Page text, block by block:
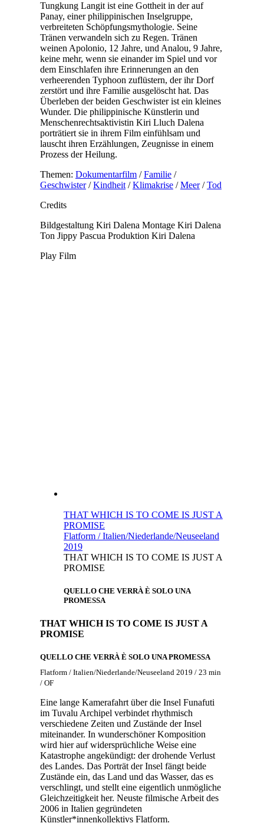
Tungkung Langit ist eine Gottheit in der auf
Panay, einer philippinischen Inselgruppe,
verbreiteten Schöpfungsmythologie. Seine
Tränen verwandeln sich zu Regen. Tränen
weinen Apolonio, 12 Jahre, und Analou, 9 Jahre,
keine mehr, wenn sie einander im Spiel und vor
dem Einschlafen ihre Erinnerungen an den
verheerenden Typhoon zuflüstern, der ihr Dorf
zerstört und ihre Familie ausgelöscht hat. Das
Überleben der beiden Geschwister ist ein kleines
Wunder. Die philippinische Künstlerin und
Menschenrechtsaktivistin Kiri Lluch Dalena
porträtiert sie in ihrem Film einfühlsam und
lauscht ihren Erzählungen, Zeugnisse in einem
Prozess der Heilung.
Themen: Dokumentarfilm/Familie/
Geschwister/Kindheit/Klimakrise/Meer/Tod
Credits
Bildgestaltung Kiri Dalena Montage Kiri Dalena
Ton Jippy Pascua Produktion Kiri Dalena
Play Film
THAT WHICH IS TO COME IS JUST A
PROMISE
Flatform / Italien/Niederlande/Neuseeland
2019
THAT WHICH IS TO COME IS JUST A
PROMISE
QUELLO CHE VERRÀ È SOLO UNA
PROMESSA
THAT WHICH IS TO COME IS JUST A
PROMISE
QUELLO CHE VERRÀ È SOLO UNA PROMESSA
Flatform / Italien/Niederlande/Neuseeland 2019 / 23 min
/ OF
Eine lange Kamerafahrt über die Insel Funafuti
im Tuvalu Archipel verbindet rhythmisch
verschiedene Zeiten und Zustände der Insel
miteinander. In wunderschöner Komposition
wird hier auf widersprüchliche Weise eine
Katastrophe angekündigt: der drohende Verlust
des Landes. Das Porträt der Insel fängt beide
Zustände ein, das Land und das Wasser, das es
verschlingt, und stellt eine eigentlich unmögliche
Gleichzeitigkeit her. Neuste filmische Arbeit des
2006 in Italien gegründeten
Künstler*innenkollektivs Flatform.